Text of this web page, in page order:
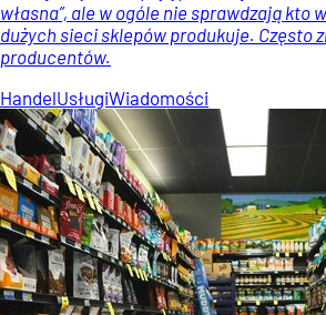
własna”, ale w ogóle nie sprawdzają kto
dużych sieci sklepów produkuje. Często
producentów.
HandelUsługiWiadomości